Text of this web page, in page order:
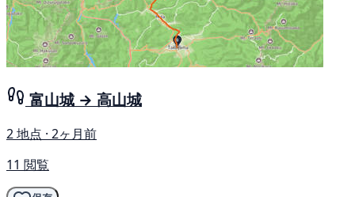
富山城 → 高山城
2 地点 · 2ヶ月前
11 閲覧